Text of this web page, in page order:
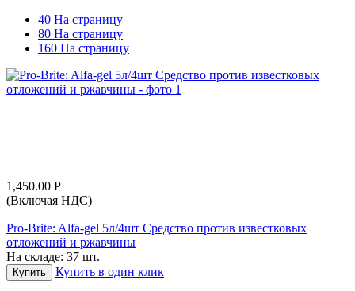
40 На страницу
80 На страницу
160 На страницу
1,450.00 Р
(Включая НДС)
Pro-Brite: Alfa-gel 5л/4шт Средство против известковых
отложений и ржавчины
На складе: 37 шт.
Купить Купить в один клик